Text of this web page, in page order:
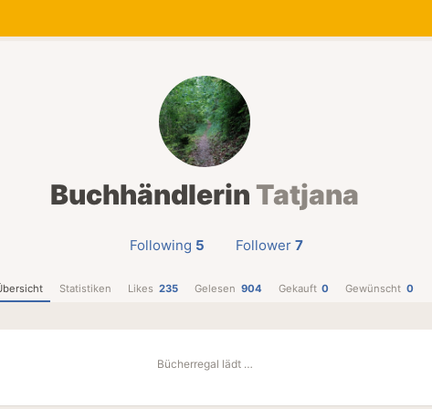
Buchhändlerin Tatjana
Following 5 Follower 7
Statistiken Likes 235 Gelesen 904 Gekauft 0 Gewünscht 0
Bücherregal lädt …